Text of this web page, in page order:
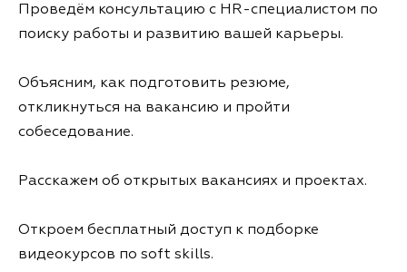
Проведём консультацию с HR-специалистом по
поиску работы и развитию вашей карьеры.
Объясним, как подготовить резюме,
откликнуться на вакансию и пройти
собеседование.
Расскажем об открытых вакансиях и проектах.
Откроем бесплатный доступ к подборке
видеокурсов по soft skills.